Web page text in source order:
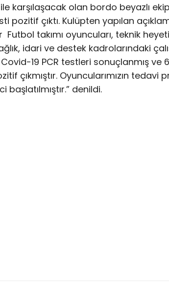
karşılaşacak olan bordo beyazlı
pozitif çıktı. Kulüpten yapılan
Futbol takımı oyuncuları, teknik
idari ve destek kadrolarındaki
19 PCR testleri sonuçlanmış ve
çıkmıştır. Oyuncularımızın tedavi
başlatılmıştır.” denildi.